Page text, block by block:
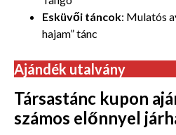
Esküvői táncok: Mulatós
hajam” tánc
Ajándék utalvány
Társastánc kupon
számos előnnyel